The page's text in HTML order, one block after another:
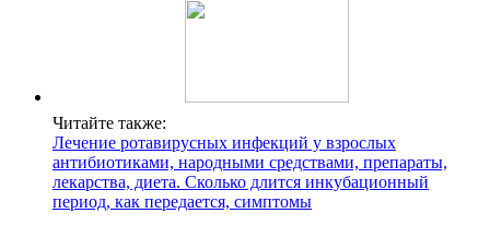
Читайте также:
Лечение ротавирусных инфекций у взрослых
антибиотиками, народными средствами, препараты,
лекарства, диета. Сколько длится инкубационный
период, как передается, симптомы